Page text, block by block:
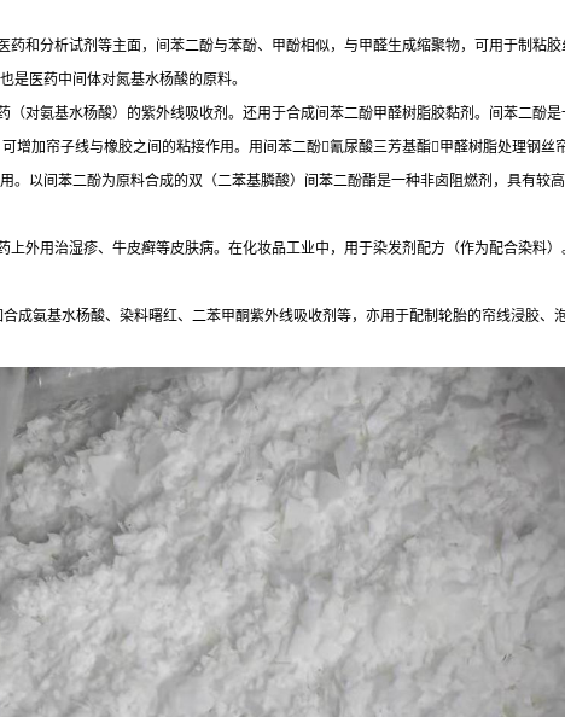
药和分析试剂等主面，间苯二酚与苯酚、甲酚相似，与甲醛生成缩聚物，可用于制粘
是医药中间体对氮基水杨酸的原料。
对氨基水杨酸）的紫外线吸收剂。还用于合成间苯二酚甲醛树脂胶黏剂。间苯二酚
增加帘子线与橡胶之间的粘接作用。用间苯二酚氰尿酸三芳基酯甲醛树脂处理钢
。以间苯二酚为原料合成的双（二苯基膦酸）间苯二酚酯是一种非卤阻燃剂，具有较
外用治湿疹、牛皮癣等皮肤病。在化妆品工业中，用于染发剂配方（作为配合染料
成氨基水杨酸、染料曙红、二苯甲酮紫外线吸收剂等，亦用于配制轮胎的帘线浸胶